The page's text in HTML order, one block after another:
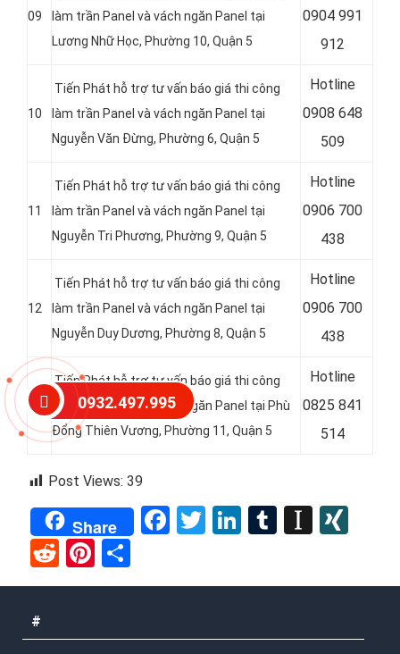
09
làm trần Panel và vách ngăn Panel tại
Lương Nhữ Học, Phường 10, Quận 5
0904 991
912
10
Tiến Phát hỗ trợ tư vấn báo giá thi công
làm trần Panel và vách ngăn Panel tại
Nguyễn Văn Đừng, Phường 6, Quận 5
Hotline
0908 648
509
11
Tiến Phát hỗ trợ tư vấn báo giá thi công
làm trần Panel và vách ngăn Panel tại
Nguyễn Tri Phương, Phường 9, Quận 5
Hotline
0906 700
438
12
Tiến Phát hỗ trợ tư vấn báo giá thi công
làm trần Panel và vách ngăn Panel tại
Nguyễn Duy Dương, Phường 8, Quận 5
Hotline
0906 700
438
13
Tiến Phát hỗ trợ tư vấn báo giá thi công
làm trần Panel và vách ngăn Panel tại Phù
Đổng Thiên Vương, Phường 11, Quận 5
Hotline
0825 841
514
Post Views: 39
Share Facebook
TwitterLinkedIn
Tumblr
RedditPinterest
#
0932.497.995